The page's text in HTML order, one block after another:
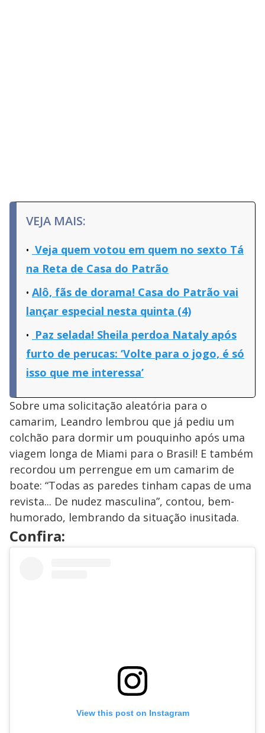
VEJA MAIS:
Veja quem votou em quem no sexto Tá
na Reta de Casa do Patrão
Alô, fãs de dorama! Casa do Patrão vai
lançar especial nesta quinta (4)
Paz selada! Sheila perdoa Nataly após
furto de perucas: ‘Volte para o jogo, é só
isso que me interessa’
Sobre uma solicitação aleatória para o
camarim, Leandro lembrou que já pediu um
colchão para dormir um pouquinho após uma
viagem longa de Miami para o Brasil! E também
recordou um perrengue em um camarim de
boate: “Todas as paredes tinham capas de uma
revista... De nudez masculina”, contou, bem-
humorado, lembrando da situação inusitada.
Confira:
View this post on Instagram